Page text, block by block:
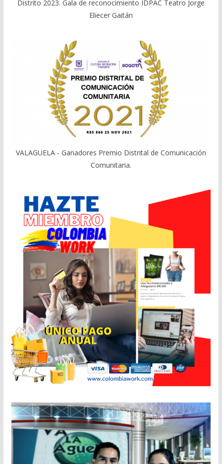
Distrito 2023. Gala de reconocimiento IDPAC Teatro Jorge
Eliecer Gaitán
VALAGUELA - Ganadores Premio Distrital de Comunicación
Comunitaria.